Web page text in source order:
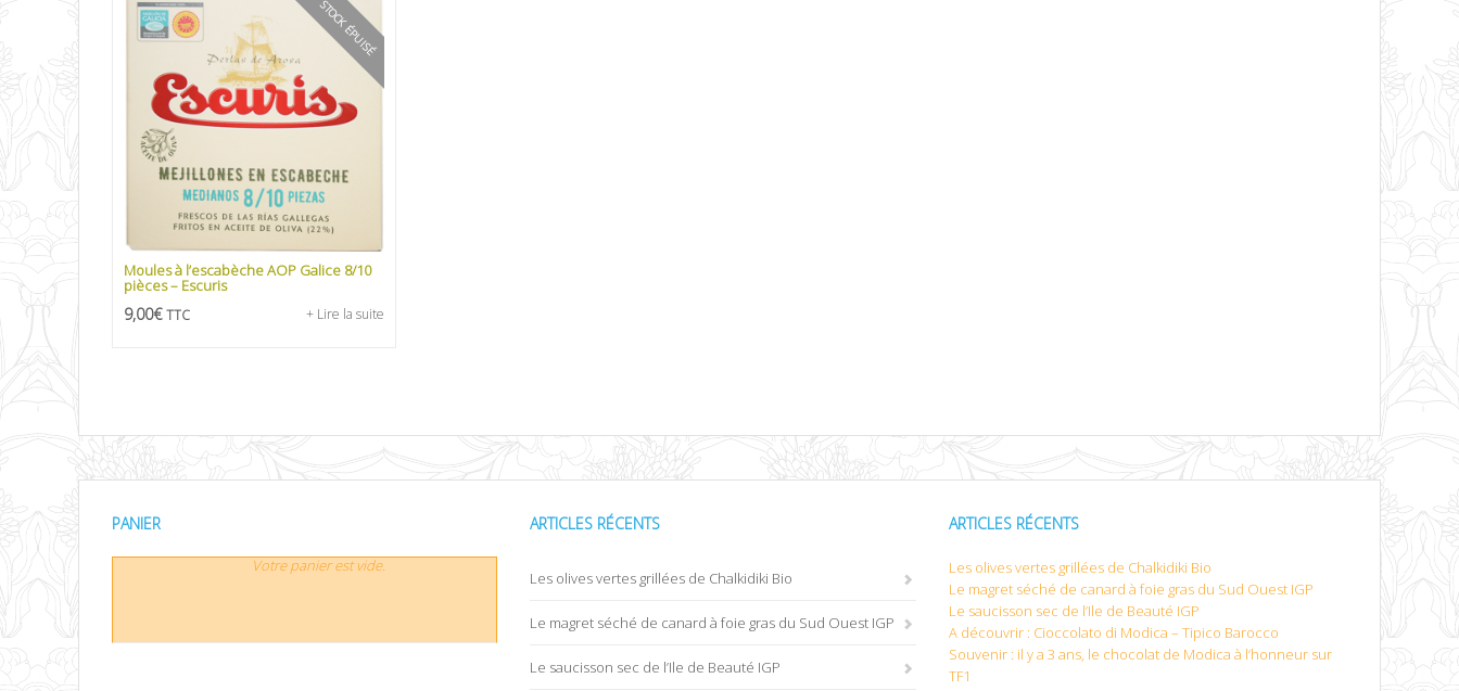
STOCK ÉPUISÉ
Moules à l’escabèche AOP Galice 8/10
pièces – Escuris
9,00€ TTC + Lire la suite
PANIER
Votre panier est vide.
ARTICLES RÉCENTS
Les olives vertes grillées de Chalkidiki Bio
Le magret séché de canard à foie gras du Sud Ouest IGP
Le saucisson sec de l’Ile de Beauté IGP
ARTICLES RÉCENTS
Les olives vertes grillées de Chalkidiki Bio
Le magret séché de canard à foie gras du Sud Ouest IGP
Le saucisson sec de l’Ile de Beauté IGP
A découvrir : Cioccolato di Modica – Tipico Barocco
Souvenir : il y a 3 ans, le chocolat de Modica à l’honneur sur
TF1